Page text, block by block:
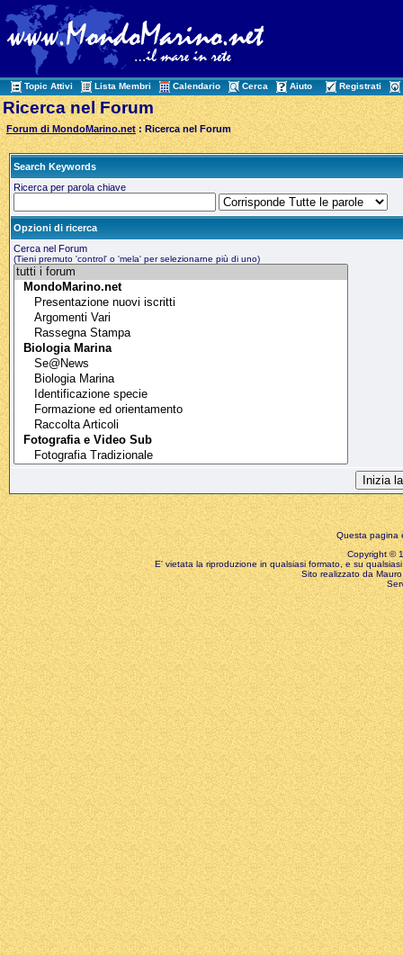
Topic Attivi Lista Membri Calendario Cerca Aiuto Registrati
Ricerca nel Forum
Forum di MondoMarino.net : Ricerca nel Forum
Search Keywords
Ricerca per parola chiave
Opzioni di ricerca
Cerca nel Forum
(Tieni premuto 'control' o 'mela' per selezionarne più di uno)
Questa pagina
Copyright ©
E' vietata la riproduzione in qualsiasi formato, e su
Sito realizzato da